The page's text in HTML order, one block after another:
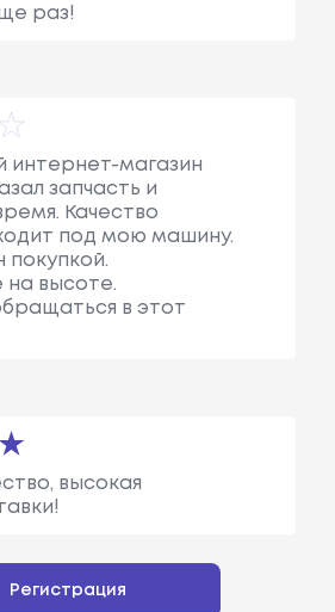
раз!
интернет-магазин
запчасть и
Качество
под мою машину.
покупкой.
на высоте.
в этот
высокая
Регистрация